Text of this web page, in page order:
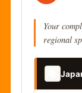
Your
regional